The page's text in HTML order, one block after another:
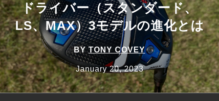
ドライバー（スタンダード、
LS、MAX）3モデルの進化とは
BYTONY COVEY
January 20, 2023
HOW TO ゴルフ上達・実践テクニック
LAB テスト・データ検証
Golf News ゴルフニュース
REVIEWS 製品レビュー
DRIVERS ドライバー
※メーカー名やクラブ名など、検索したい事柄を入
力してください。